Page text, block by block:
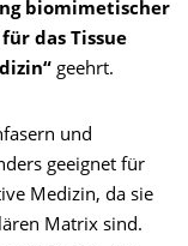
biomimetischer
das Tissue
geehrt.
und
geeignet für
Medizin, da sie
Matrix sind.